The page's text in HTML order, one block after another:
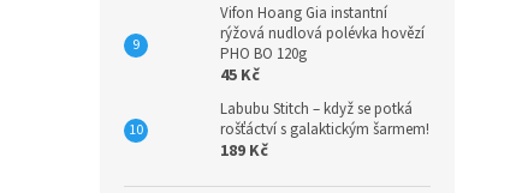
Vifon Hoang Gia instantní
rýžová nudlová polévka hovězí
PHO BO 120g
45 Kč
Labubu Stitch – když se potká
rošťáctví s galaktickým šarmem!
189 Kč